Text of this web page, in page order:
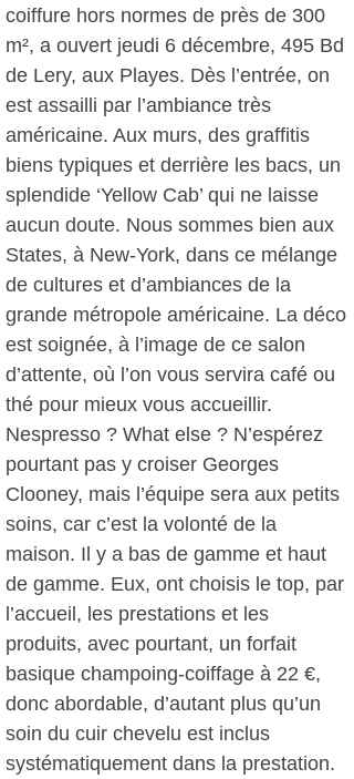
coiffure hors normes de près de 300
m², a ouvert jeudi 6 décembre, 495 Bd
de Lery, aux Playes. Dès l’entrée, on
est assailli par l’ambiance très
américaine. Aux murs, des graffitis
biens typiques et derrière les bacs, un
splendide ‘Yellow Cab’ qui ne laisse
aucun doute. Nous sommes bien aux
States, à New-York, dans ce mélange
de cultures et d’ambiances de la
grande métropole américaine. La déco
est soignée, à l’image de ce salon
d’attente, où l’on vous servira café ou
thé pour mieux vous accueillir.
Nespresso ? What else ? N’espérez
pourtant pas y croiser Georges
Clooney, mais l’équipe sera aux petits
soins, car c’est la volonté de la
maison. Il y a bas de gamme et haut
de gamme. Eux, ont choisis le top, par
l’accueil, les prestations et les
produits, avec pourtant, un forfait
basique champoing-coiffage à 22 €,
donc abordable, d’autant plus qu’un
soin du cuir chevelu est inclus
systématiquement dans la prestation.